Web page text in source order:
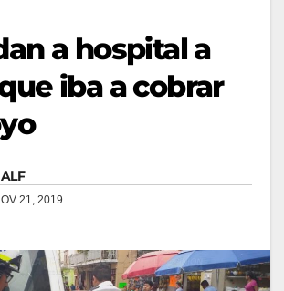
a hospital a
iba a cobrar
ALF
21, 2019